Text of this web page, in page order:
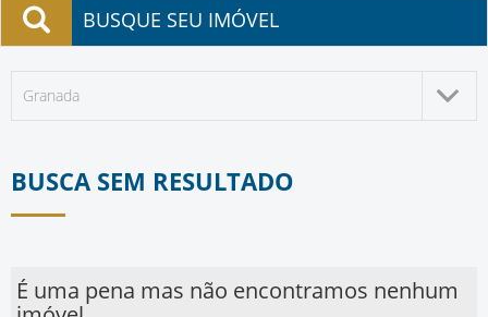
BUSQUE SEU IMÓVEL
Granada
BUSCA SEM RESULTADO
É uma pena mas não encontramos nenhum